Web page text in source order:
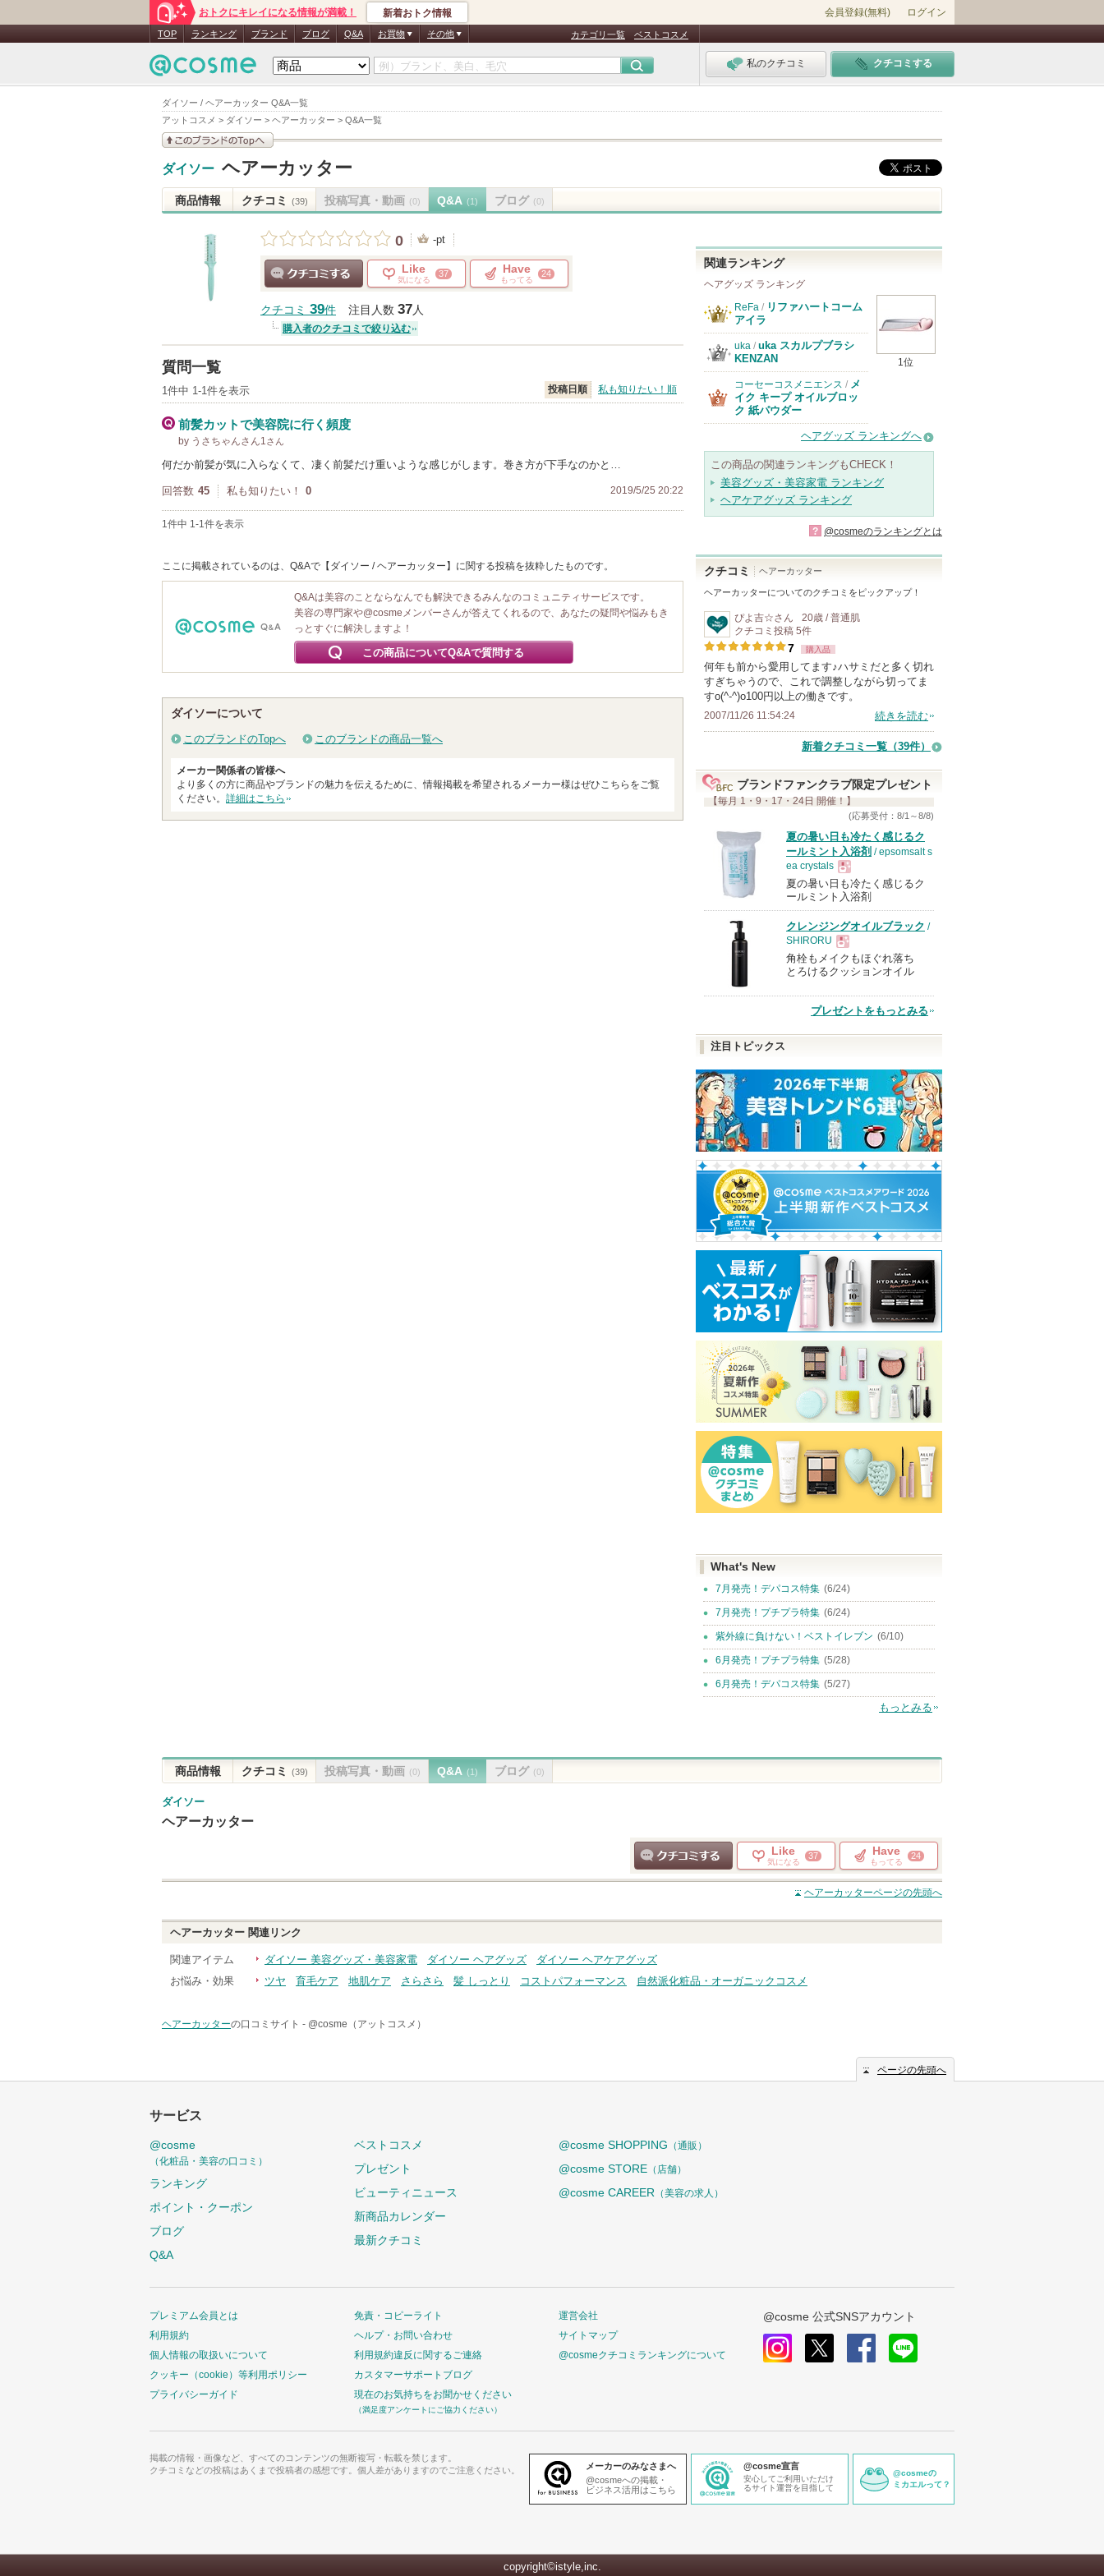
ダイソー / ヘアーカッター Q&A一覧
アットコスメ > ダイソー > ヘアーカッター > Q&A一覧
おトクにキレイになる情報が満載！ 新着おトク情報 会員登録(無料) ログイン
TOP ランキング ブランド ブログ Q&A お買物 その他 カテゴリ一覧 ベストコスメ
私のクチコミ クチコミする
このブランドの情報を
見る
ダイソー ヘアーカッター
商品情報 クチコミ (39) 投稿写真・動画 (0) Q&A (1) ブログ (0)
0 -pt
Like
気になる
37 Have
もってる
24
クチコミ 39件 注目人数 37人
購入者のクチコミで絞り込む
質問一覧
1件中 1-1件を表示 投稿日順 私も知りたい！順
前髪カットで美容院に行く頻度
by うさちゃんさん1さん
何だか前髪が気に入らなくて、凄く前髪だけ重いような感じがします。巻き方が下手なのかと…
回答数 45 私も知りたい！ 0 2019/5/25 20:22
1件中 1-1件を表示
ここに掲載されているのは、Q&Aで【ダイソー / ヘアーカッター】に関する投稿を抜粋したものです。
Q&Aは美容のことならなんでも解決できるみんなのコミュニティサービスです。
美容の専門家や@cosmeメンバーさんが答えてくれるので、あなたの疑問や悩みもき
っとすぐに解決しますよ！
この商品についてQ&Aで質問する
ダイソーについて
このブランドのTopへ このブランドの商品一覧へ
メーカー関係者の皆様へ
より多くの方に商品やブランドの魅力を伝えるために、情報掲載を希望されるメーカー様はぜひこちらをご覧
ください。 詳細はこちら
関連ランキング
ヘアグッズ ランキング
1位
ReFa / リファハートコーム
アイラ
uka / uka スカルプブラシ
KENZAN
コーセーコスメニエンス / メ
イク キープ オイルブロッ
ク 紙パウダー
ヘアグッズ ランキングへ
この商品の関連ランキングもCHECK！
美容グッズ・美容家電 ランキング
ヘアケアグッズ ランキング
? @cosmeのランキングとは
クチコミ ヘアーカッター
ヘアーカッターについてのクチコミをピックアップ！
ぴよ吉☆さん
20歳 / 普通肌
クチコミ投稿 5件
7 購入品
何年も前から愛用してます♪ハサミだと多く切れ
すぎちゃうので、これで調整しながら切ってま
すo(^-^)o100円以上の働きです。
2007/11/26 11:54:24 続きを読む
新着クチコミ一覧 （39件）
ブランドファンクラブ限定プレゼント
【毎月 1・9・17・24日 開催！】
(応募受付：8/1～8/8)
夏の暑い日も冷たく感じるク
ールミント入浴剤 / epsomsalt s
ea crystals
現
品
夏の暑い日も冷たく感じるク
ールミント入浴剤
クレンジングオイルブラック /
SHIRORU
現
品
角栓もメイクもほぐれ落ち
とろけるクッションオイル
プレゼントをもっとみる
注目トピックス
What's New
7月発売！デパコス特集 (6/24)
7月発売！プチプラ特集 (6/24)
紫外線に負けない！ベストイレブン (6/10)
6月発売！プチプラ特集 (5/28)
6月発売！デパコス特集 (5/27)
もっとみる
商品情報 クチコミ (39) 投稿写真・動画 (0) Q&A (1) ブログ (0)
ダイソー
ヘアーカッター
クチコミする
Like
気になる
37 Have
もってる
24
ヘアーカッターページの先頭へ
ヘアーカッター 関連リンク
関連アイテム ダイソー 美容グッズ・美容家電 ダイソー ヘアグッズ
ダイソー ヘアケアグッズ
お悩み・効果
ツヤ 育毛ケア 地肌ケア さらさら 髪 しっとり コストパフォーマンス 自然派化粧品・オーガニックコスメ
ヘアーカッターの口コミサイト - @cosme（アットコスメ）
ページの先頭へ
サービス
@cosme
（化粧品・美容の口コミ）
ランキング
ポイント・クーポン
ブログ
Q&A
ベストコスメ
プレゼント
ビューティニュース
新商品カレンダー
最新クチコミ
@cosme SHOPPING （通販）
@cosme STORE （店舗）
@cosme CAREER （美容の求人）
プレミアム会員とは
利用規約
個人情報の取扱いについて
クッキー（cookie）等利用ポリシー
プライバシーガイド
免責・コピーライト
ヘルプ・お問い合わせ
利用規約違反に関するご連絡
カスタマーサポートブログ
現在のお気持ちをお聞かせください
（満足度アンケートにご協力ください）
運営会社
サイトマップ
@cosmeクチコミランキングについて
@cosme 公式SNSアカウント
掲載の情報・画像など、すべてのコンテンツの無断複写・転載を禁じます。
クチコミなどの投稿はあくまで投稿者の感想です。個人差がありますのでご注意ください。
メーカーのみなさまへ
@cosmeへの掲載・
ビジネス活用はこちら
@cosme宣言
安心してご利用いただけ
るサイト運営を目指して
@cosmeの
ミカエルって？
copyright©istyle,inc.